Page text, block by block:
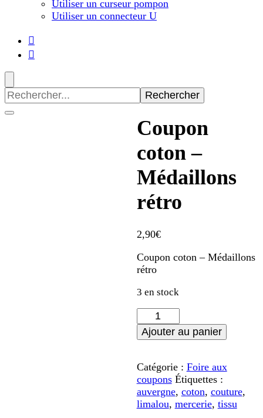
Utiliser un curseur pompon
Utiliser un connecteur U
Recherche
pour
:
Coupon
coton –
Médaillons
rétro
2,90€
Coupon coton – Médaillons
rétro
3 en stock
quantité
de
Coupon
-
Médaillons
rétro
Ajouter au panier
Catégorie : Foire aux
coupons Étiquettes :
auvergne, coton, couture,
limalou, mercerie, tissu